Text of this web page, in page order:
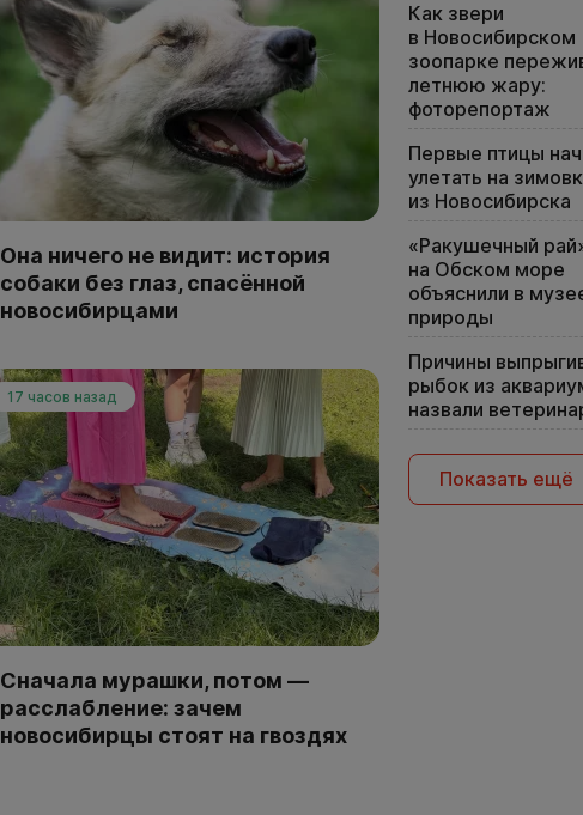
Она ничего не видит: история
собаки без глаз, спасённой
новосибирцами
17 часов назад
Сначала мурашки, потом —
расслабление: зачем
новосибирцы стоят на гвоздях
Как звери
в Новосибирском
зоопарке
летнюю жару:
фоторепортаж
Первые птицы
улетать на
из Новосибирска
«Ракушечный
на Обском море
объяснили в
природы
Причины
рыбок из
назвали
Показать ещё